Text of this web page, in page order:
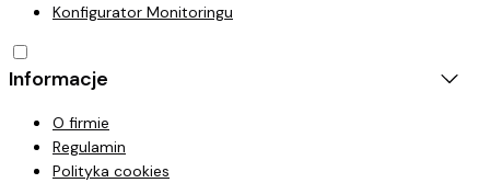
Konfigurator Monitoringu
Informacje
O firmie
Regulamin
Polityka cookies